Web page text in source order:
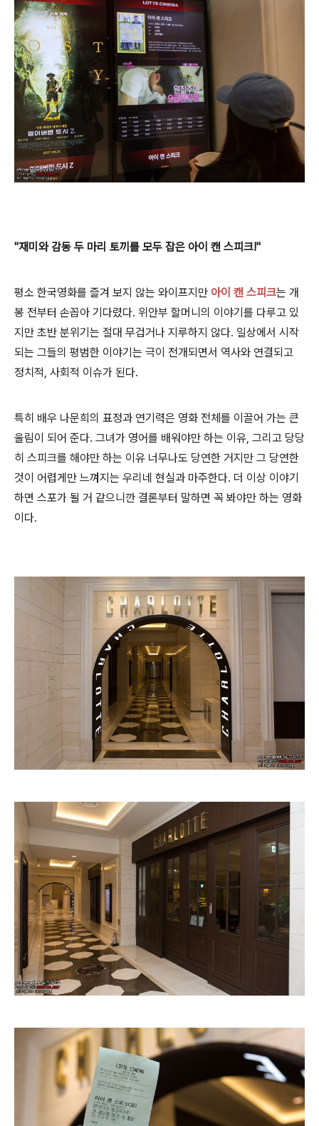
"재미와 감동 두 마리 토끼를 모두 잡은 아이 캔 스피크!"
평소 한국영화를 즐겨 보지 않는 와이프지만 아이 캔 스피크는 개
봉 전부터 손꼽아 기다렸다. 위안부 할머니의 이야기를 다루고 있
지만 초반 분위기는 절대 무겁거나 지루하지 않다. 일상에서 시작
되는 그들의 평범한 이야기는 극이 전개되면서 역사와 연결되고
정치적, 사회적 이슈가 된다.
특히 배우 나문희의 표정과 연기력은 영화 전체를 이끌어 가는 큰
울림이 되어 준다. 그녀가 영어를 배워야만 하는 이유, 그리고 당당
히 스피크를 해야만 하는 이유 너무나도 당연한 거지만 그 당연한
것이 어렵게만 느껴지는 우리네 현실과 마주한다. 더 이상 이야기
하면 스포가 될 거 같으니깐 결론부터 말하면 꼭 봐야만 하는 영화
이다.